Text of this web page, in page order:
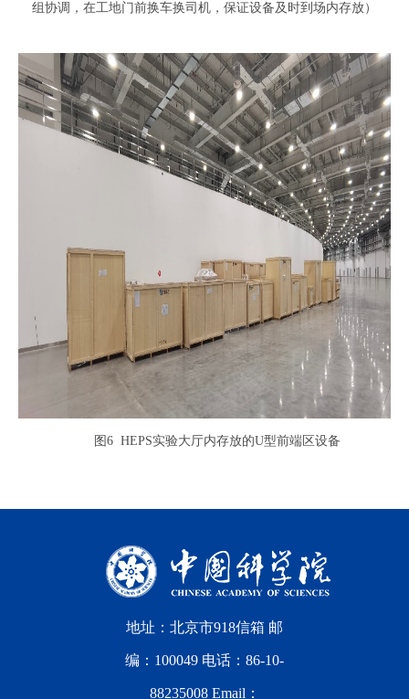
组协调，在工地门前换车换司机，保证设备及时到场内存放）
图6 HEPS实验大厅内存放的U型前端区设备
地址：北京市918信箱 邮
编：100049 电话：86-10-
88235008 Email：